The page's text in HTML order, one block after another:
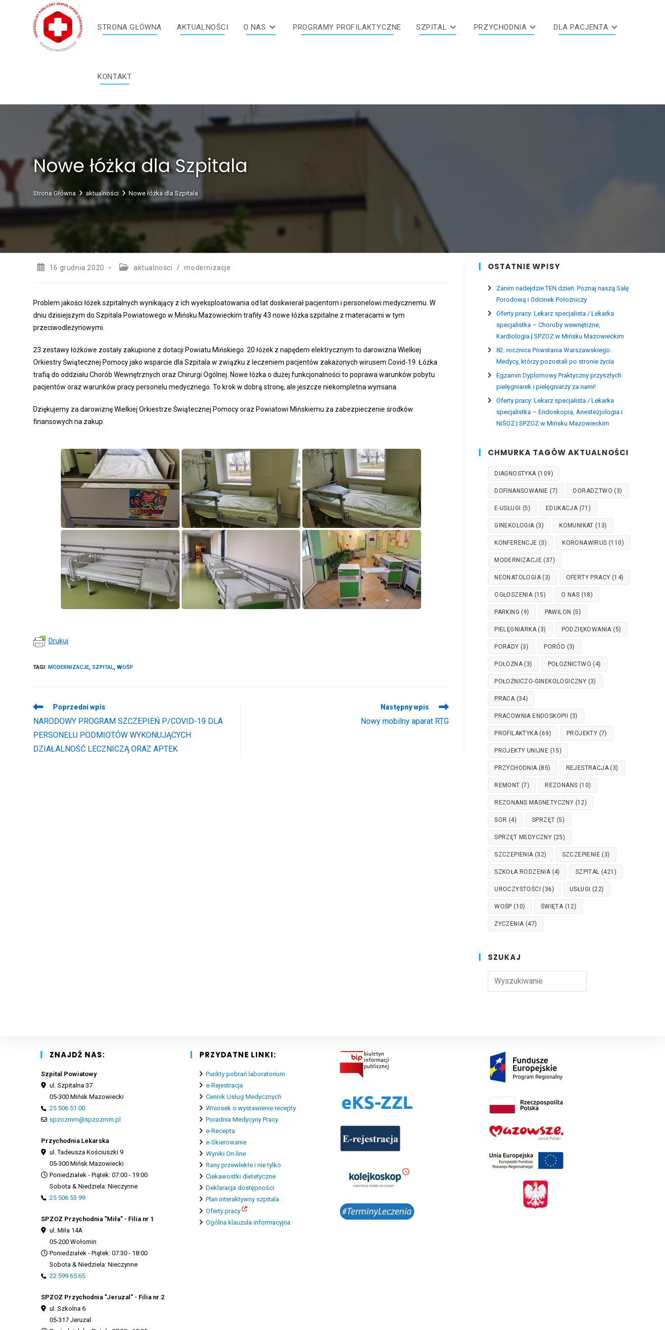
STRONA GŁÓWNA AKTUALNOŚCI O NAS PROGRAMY PROFILAKTYCZNE SZPITAL PRZYCHODNIA DLA PACJENTA
KONTAKT
Nowe łóżka dla Szpitala
Strona Główna aktualności Nowe łóżka dla Szpitala
Post16 grudnia 2020
Postaktualności / modernizacje
Problem jakości łóżek szpitalnych wynikający z ich wyeksploatowania od lat doskwierał pacjentom i personelowi medycznemu. W
dniu dzisiejszym do Szpitala Powiatowego w Mińsku Mazowieckim trafiły 43 nowe łóżka szpitalne z materacami w tym
przeciwodleżynowymi.
23 zestawy łóżkowe zostały zakupione z dotacji Powiatu Mińskiego. 20 łóżek z napędem elektrycznym to darowizna Wielkiej
Orkiestry Świątecznej Pomocy jako wsparcie dla Szpitala w związku z leczeniem pacjentów zakażonych wirusem Covid-19. Łóżka
trafią do oddziału Chorób Wewnętrznych oraz Chirurgi Ogólnej. Nowe łóżka o dużej funkcjonalności to poprawa warunków pobytu
pacjentów oraz warunków pracy personelu medycznego. To krok w dobrą stronę, ale jeszcze niekompletna wymiana.
Dziękujemy za darowiznę Wielkiej Orkiestrze Świątecznej Pomocy oraz Powiatowi Mińskiemu za zabezpieczenie środków
finansowych na zakup.
Drukuj
TAGI:MODERNIZACJE, SZPITAL, WOŚP
Read
articles
Poprzedni wpis
NARODOWY PROGRAM SZCZEPIEŃ P/COVID-19 DLA
PERSONELU PODMIOTÓW WYKONUJĄCYCH
DZIAŁALNOŚĆ LECZNICZĄ ORAZ APTEK
Następny wpis
Nowy mobilny aparat RTG
OSTATNIE WPISY
Zanim nadejdzie TEN dzień. Poznaj naszą Salę
Porodową i Odcinek Położniczy
Oferty pracy: Lekarz specjalista / Lekarka
specjalistka – Choroby wewnętrzne,
Kardiologia | SPZOZ w Mińsku Mazowieckim
82. rocznica Powstania Warszawskiego.
Medycy, którzy pozostali po stronie życia
Egzamin Dyplomowy Praktyczny przyszłych
pielęgniarek i pielęgniarzy za nami!
Oferty pracy: Lekarz specjalista / Lekarka
specjalistka – Endoskopia, Anestezjologia i
NiŚOZ | SPZOZ w Mińsku Mazowieckim
CHMURKA TAGÓW AKTUALNOŚCI
DIAGNOSTYKA(109)
DOFINANSOWANIE (7) DORADZTWO (3)
E-USŁUGI (5) EDUKACJA(71)
GINEKOLOGIA(3) KOMUNIKAT (13)
KONFERENCJE (3) KORONAWIRUS (110)
MODERNIZACJE(37)
NEONATOLOGIA(3) OFERTY PRACY (14)
OGŁOSZENIA(15) O NAS (18)
PARKING (9) PAWILON (5)
PIELĘGNIARKA(3) PODZIĘKOWANIA(5)
PORADY (3) PORÓD (3)
POŁOŻNA(3) POŁOŻNICTWO (4)
POŁOŻNICZO-GINEKOLOGICZNY (3)
PRACA(34)
PRACOWNIA ENDOSKOPII (3)
PROFILAKTYKA(69) PROJEKTY (7)
PROJEKTY UNIJNE (15)
PRZYCHODNIA(85) REJESTRACJA(3)
REMONT (7) REZONANS (10)
REZONANS MAGNETYCZNY (12)
SOR (4) SPRZĘT (5)
SPRZĘT MEDYCZNY (25)
SZCZEPIENIA(32) SZCZEPIENIE(3)
SZKOŁA RODZENIA(4) SZPITAL (421)
UROCZYSTOŚCI (36) USŁUGI (22)
WOŚP (10) ŚWIĘTA(12)
ŻYCZENIA(47)
SZUKAJ
ZNAJDŹ NAS:
Szpital Powiatowy
ul. Szpitalna 37
05-300 Mińsk Mazowiecki
25 506 51 00
spzozmm@spzozmm.pl
Przychodnia Lekarska
ul. Tadeusza Kościuszki 9
05-300 Mińsk Mazowiecki
Poniedziałek - Piątek: 07:00 - 19:00
Sobota & Niedziela: Nieczynne
25 506 53 99
SPZOZ Przychodnia "Miła" - Filia nr 1
ul. Miła 14A
05-200 Wołomin
Poniedziałek - Piątek: 07:30 - 18:00
Sobota & Niedziela: Nieczynne
22 599 65 65
SPZOZ Przychodnia "Jeruzal" - Filia nr 2
ul. Szkolna 6
05-317 Jeruzal
PRZYDATNE LINKI:
Punkty pobrań laboratorium
e-Rejestracja
Cennik Usług Medycznych
Wniosek o wystawienie recepty
Poradnia Medycyny Pracy
e-Recepta
e-Skierowanie
Wyniki On-line
Rany przewlekłe i nie tylko
Ciekawostki dietetyczne
Deklaracja dostępności
Plan interaktywny szpitala
Oferty pracy
Ogólna klauzula informacyjna